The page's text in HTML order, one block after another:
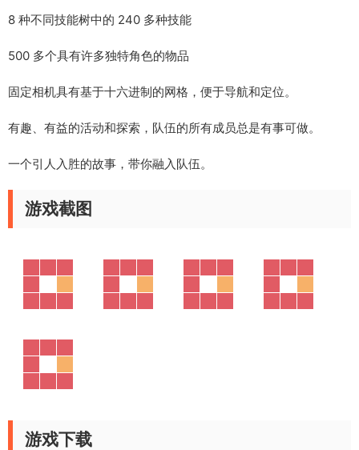
8 种不同技能树中的 240 多种技能
500 多个具有许多独特角色的物品
固定相机具有基于十六进制的网格，便于导航和定位。
有趣、有益的活动和探索，队伍的所有成员总是有事可做。
一个引人入胜的故事，带你融入队伍。
游戏截图
游戏下载